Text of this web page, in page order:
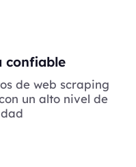
confiable
de web scraping
un alto nivel de